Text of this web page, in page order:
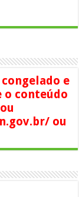
congelado e
o conteúdo
ou